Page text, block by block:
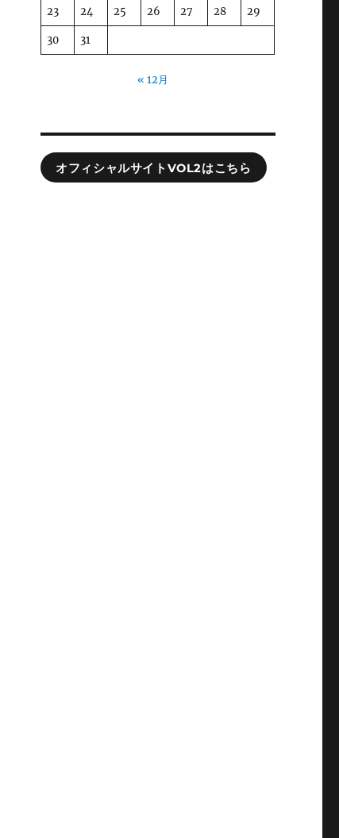
23 24 25 26 27 28 29
30 31
« 12月
オフィシャルサイトVOL2はこちら